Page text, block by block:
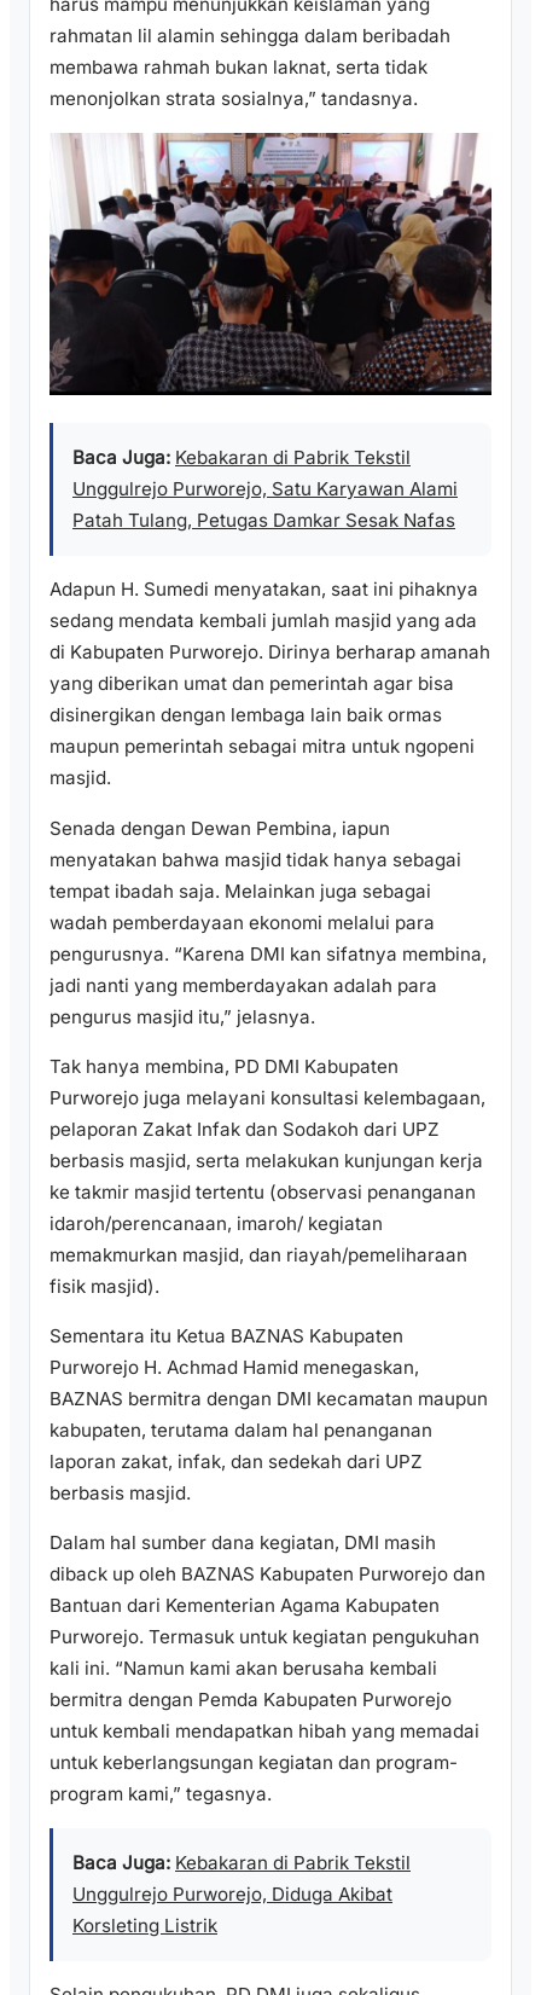
rahmatan lil alamin sehingga dalam beribadah
membawa rahmah bukan laknat, serta tidak
menonjolkan strata sosialnya,” tandasnya.
Baca Juga: Kebakaran di Pabrik Tekstil
Unggulrejo Purworejo, Satu Karyawan Alami
Patah Tulang, Petugas Damkar Sesak Nafas
Adapun H. Sumedi menyatakan, saat ini pihaknya
sedang mendata kembali jumlah masjid yang ada
di Kabupaten Purworejo. Dirinya berharap amanah
yang diberikan umat dan pemerintah agar bisa
disinergikan dengan lembaga lain baik ormas
maupun pemerintah sebagai mitra untuk ngopeni
masjid.
Senada dengan Dewan Pembina, iapun
menyatakan bahwa masjid tidak hanya sebagai
tempat ibadah saja. Melainkan juga sebagai
wadah pemberdayaan ekonomi melalui para
pengurusnya. “Karena DMI kan sifatnya membina,
jadi nanti yang memberdayakan adalah para
pengurus masjid itu,” jelasnya.
Tak hanya membina, PD DMI Kabupaten
Purworejo juga melayani konsultasi kelembagaan,
pelaporan Zakat Infak dan Sodakoh dari UPZ
berbasis masjid, serta melakukan kunjungan kerja
ke takmir masjid tertentu (observasi penanganan
idaroh/perencanaan, imaroh/ kegiatan
memakmurkan masjid, dan riayah/pemeliharaan
fisik masjid).
Sementara itu Ketua BAZNAS Kabupaten
Purworejo H. Achmad Hamid menegaskan,
BAZNAS bermitra dengan DMI kecamatan maupun
kabupaten, terutama dalam hal penanganan
laporan zakat, infak, dan sedekah dari UPZ
berbasis masjid.
Dalam hal sumber dana kegiatan, DMI masih
diback up oleh BAZNAS Kabupaten Purworejo dan
Bantuan dari Kementerian Agama Kabupaten
Purworejo. Termasuk untuk kegiatan pengukuhan
kali ini. “Namun kami akan berusaha kembali
bermitra dengan Pemda Kabupaten Purworejo
untuk kembali mendapatkan hibah yang memadai
untuk keberlangsungan kegiatan dan program-
program kami,” tegasnya.
Baca Juga: Kebakaran di Pabrik Tekstil
Unggulrejo Purworejo, Diduga Akibat
Korsleting Listrik